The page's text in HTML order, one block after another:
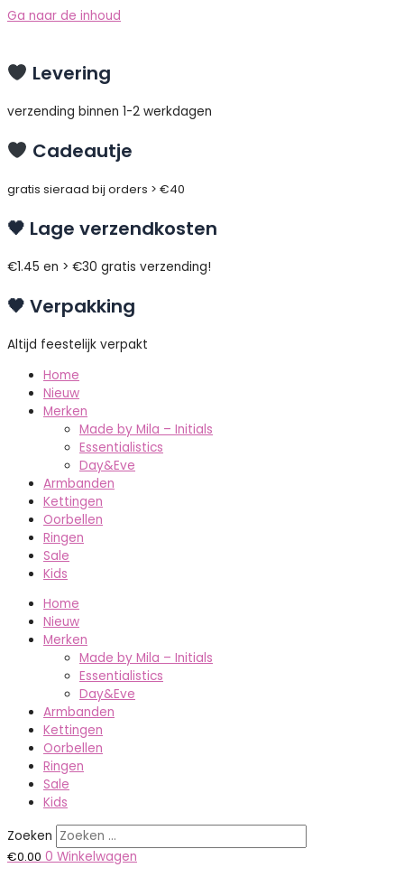
Ga naar de inhoud
Levering
verzending binnen 1-2 werkdagen
Cadeautje
gratis sieraad bij orders > €40
🖤 Lage verzendkosten
€1.45 en > €30 gratis verzending!
🖤 Verpakking
Altijd feestelijk verpakt
Home
Nieuw
Merken
Made by Mila – Initials
Essentialistics
Day&Eve
Armbanden
Kettingen
Oorbellen
Ringen
Sale
Kids
Home
Nieuw
Merken
Made by Mila – Initials
Essentialistics
Day&Eve
Armbanden
Kettingen
Oorbellen
Ringen
Sale
Kids
Zoeken
€0.00 0 Winkelwagen